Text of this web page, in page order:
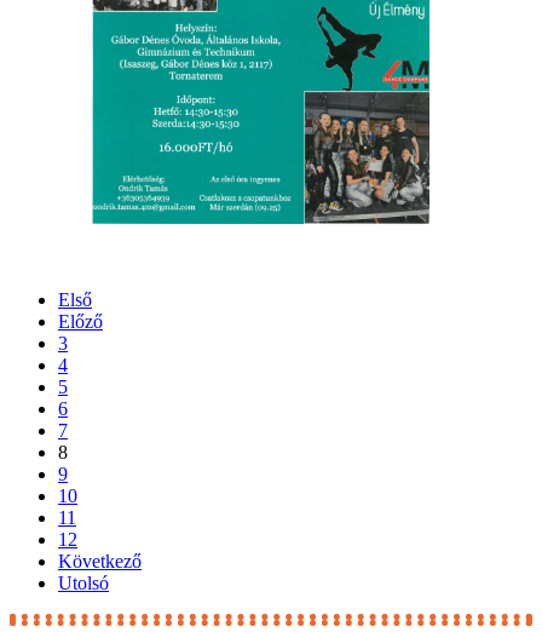
Első
Előző
3
4
5
6
7
8
9
10
11
12
Következő
Utolsó